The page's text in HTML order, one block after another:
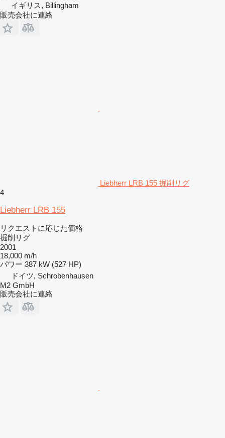
イギリス, Billingham
販売会社に連絡
Liebherr LRB 155 掘削リグ
4
Liebherr LRB 155
リクエストに応じた価格
掘削リグ
2001
18,000 m/h
パワー 387 kW (527 HP)
ドイツ, Schrobenhausen
M2 GmbH
販売会社に連絡